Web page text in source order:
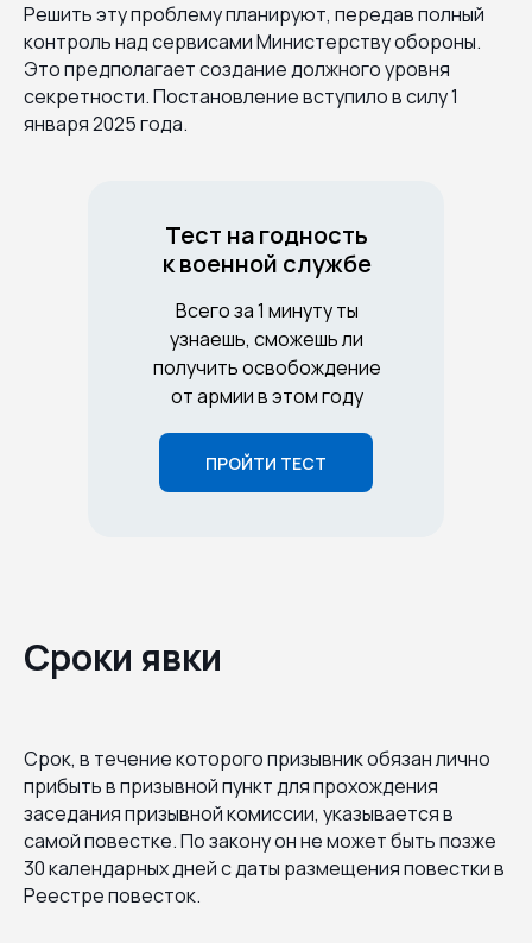
Решить эту проблему планируют, передав полный
контроль над сервисами Министерству обороны.
Это предполагает создание должного уровня
секретности. Постановление вступило в силу 1
января 2025 года.
ПРОЙТИ ТЕСТ
Тест на годность
к военной службе
Всего за 1 минуту ты
узнаешь, сможешь ли
получить освобождение
от армии в этом году
Сроки явки
Срок, в течение которого призывник обязан лично
прибыть в призывной пункт для прохождения
заседания призывной комиссии, указывается в
самой повестке. По закону он не может быть позже
30 календарных дней с даты размещения повестки в
Реестре повесток.